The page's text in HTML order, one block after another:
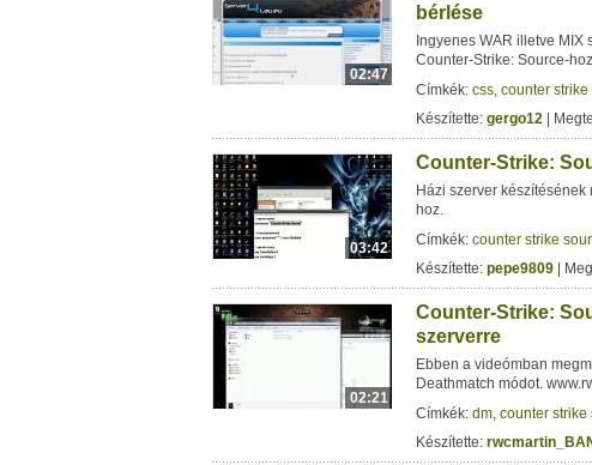
02:47
bérlése
Ingyenes WAR illetve
Counter-Strike: Source-
Címkék: css, counter strike
Készítette: gergo12 |
03:42
Counter-Strike:
Házi szerver
hoz.
Címkék: counter strike
Készítette: pepe9809 |
02:21
Counter-Strike:
szerverre
Ebben a videómban
Deathmatch módot.
Címkék: dm, counter strike
Készítette: